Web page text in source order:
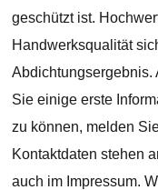
geschützt ist.
Handwerksqualität
Abdichtungsergebnis.
Sie einige erste
zu können, melden
Kontaktdaten stehen
auch im Impressum.